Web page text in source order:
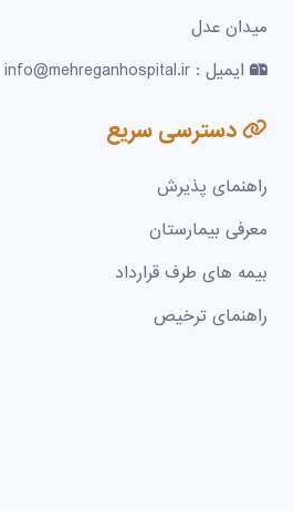
میدان عدل
ایمیل : info@mehreganhospital.ir
دسترسی سریع
راهنمای پذیرش
معرفی بیمارستان
بیمه های طرف قرارداد
راهنمای ترخیص